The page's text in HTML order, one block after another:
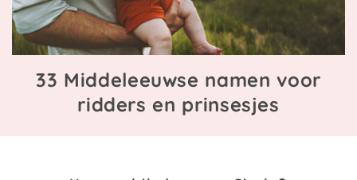
33 Middeleeuwse namen voor
ridders en prinsesjes